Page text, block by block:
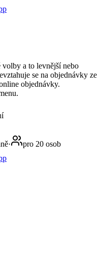
a to levnější nebo
se na objednávky ze
objednávky.
·
pro 20 osob